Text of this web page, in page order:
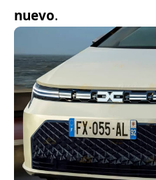
nuevo.